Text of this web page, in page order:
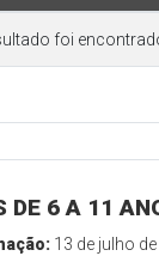
foi
DE 6 A 11
13 de julho